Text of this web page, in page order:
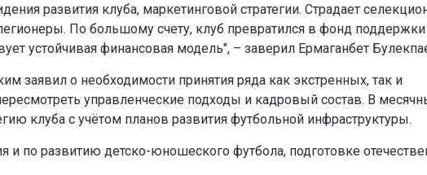
развития клуба, маркетинговой стратегии. Страдает
По большому счету, клуб превратился в фонд поддержки
устойчивая финансовая модель", – заверил Ермаганбет
заявил о необходимости принятия ряда как экстренных, так и
управленческие подходы и кадровый состав. В
клуба с учётом планов развития футбольной инфраструктуры.
и по развитию детско-юношеского футбола, подготовке